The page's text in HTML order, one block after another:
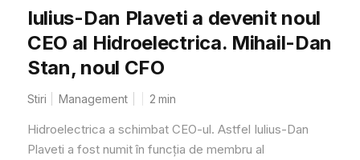
Iulius-Dan Plaveti a devenit noul
CEO al Hidroelectrica. Mihail-Dan
Stan, noul CFO
Stiri Management 2 min
Hidroelectrica a schimbat CEO-ul. Astfel Iulius-Dan
Plaveti a fost numit în funcția de membru al